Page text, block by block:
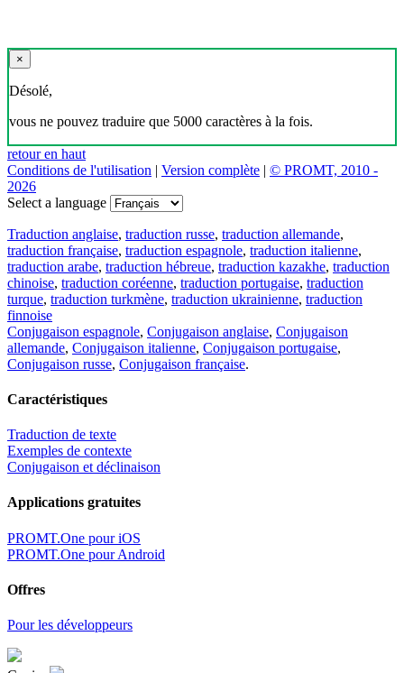
×
Désolé,
vous ne pouvez traduire que 5000 caractères à la fois.
retour en haut
Conditions de l'utilisation | Version complète | © PROMT, 2010 -
2026
Select a language
Traduction anglaise, traduction russe, traduction allemande,
traduction française, traduction espagnole, traduction italienne,
traduction arabe, traduction hébreue, traduction kazakhe, traduction
chinoise, traduction coréenne, traduction portugaise, traduction
turque, traduction turkmène, traduction ukrainienne, traduction
finnoise
Conjugaison espagnole, Conjugaison anglaise, Conjugaison
allemande, Conjugaison italienne, Conjugaison portugaise,
Conjugaison russe, Conjugaison française.
Caractéristiques
Traduction de texte
Exemples de contexte
Conjugaison et déclinaison
Applications gratuites
PROMT.One pour iOS
PROMT.One pour Android
Offres
Pour les développeurs